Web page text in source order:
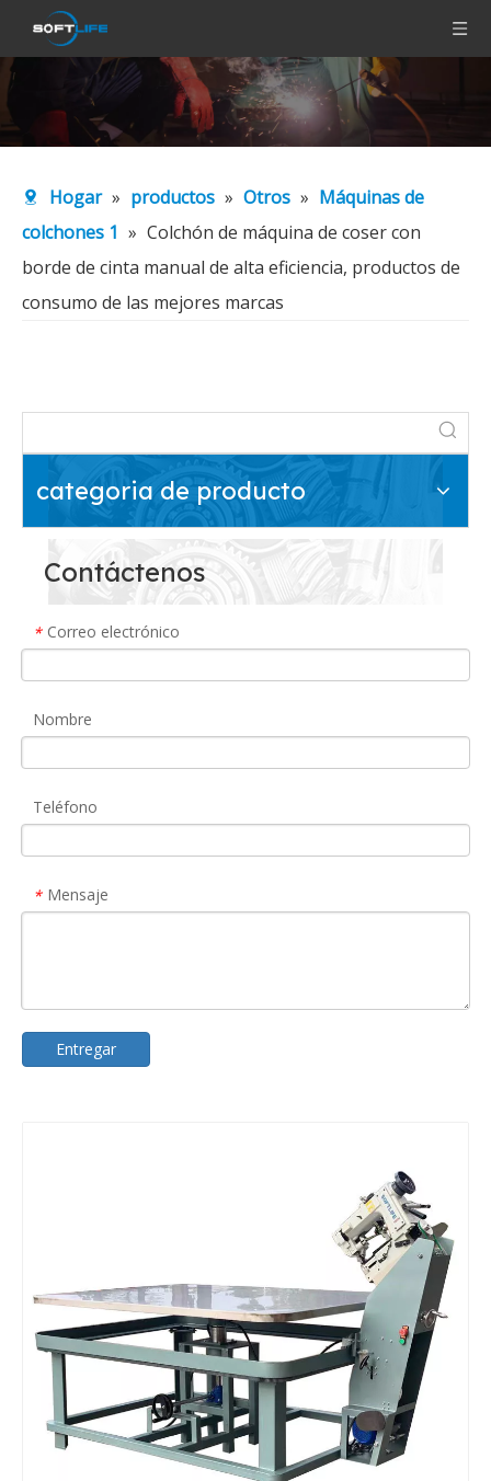
Hogar » productos » Otros » Máquinas de
colchones 1 » Colchón de máquina de coser con
borde de cinta manual de alta eficiencia, productos de
consumo de las mejores marcas
categoria de producto
Contáctenos
* Correo electrónico
Nombre
Teléfono
* Mensaje
Entregar